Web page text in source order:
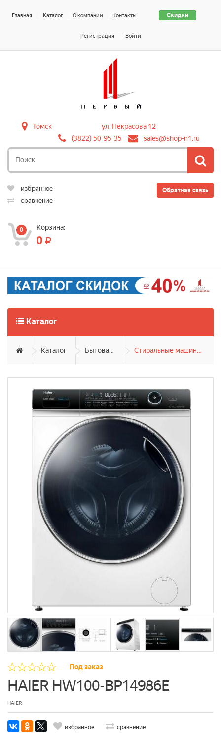
Скидки
Главная Каталог О компании Контакты
Регистрация Войти
Томск
ул. Некрасова 12
(3822) 50-95-35
sales@shop-n1.ru
Обратная связь
избранное
сравнение
0 Корзина:
0
Каталог
Каталог Бытовая техника Стиральные машины фронтальные
Под заказ
HAIER HW100-BP14986E
HAIER
избранное сравнение